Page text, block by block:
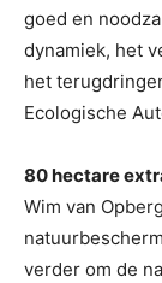
goed en
dynamiek, het
het
Ecologische
80 hectare
Wim van
verder om de